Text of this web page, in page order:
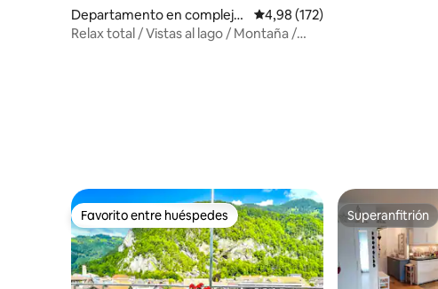
Departamento en complejo
residencial en Beatenberg
Calificación promedio: 4,98 de
4,98 (172)
Relax total / Vistas al lago / Montaña /
Favorito entre huéspedes
Favorito entre huéspedes Superanfitrión
Superanfitrión